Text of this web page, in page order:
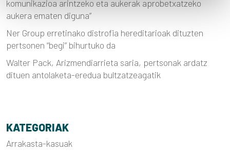
komunikazioa arintzeko eta aukerak aprobetxatzeko
aukera ematen diguna”
Ner Group erretinako distrofia hereditarioak dituzten
pertsonen “begi” bihurtuko da
Walter Pack, Arizmendiarrieta saria, pertsonak ardatz
dituen antolaketa-eredua bultzatzeagatik
KATEGORIAK
Arrakasta-kasuak